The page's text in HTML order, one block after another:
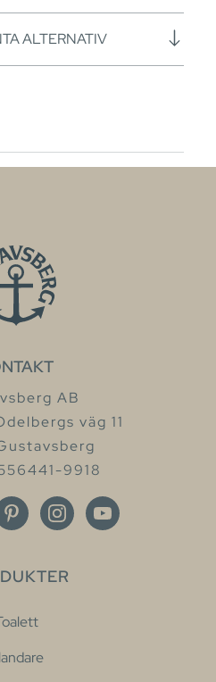
ALTERNATIV
AB
väg 11
9918